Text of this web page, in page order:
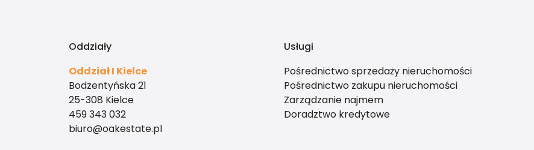
Oddziały
Oddział I Kielce
Bodzentyńska 21
25-308 Kielce
459 343 032
biuro@oakestate.pl
Usługi
Pośrednictwo sprzedaży nieruchomości
Pośrednictwo zakupu nieruchomości
Zarządzanie najmem
Doradztwo kredytowe